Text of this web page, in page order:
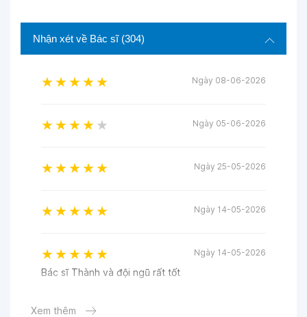
Nhận xét về Bác sĩ (304)
Ngày 08-06-2026
Ngày 05-06-2026
Ngày 25-05-2026
Ngày 14-05-2026
Ngày 14-05-2026
Bác sĩ Thành và đội ngũ rất tốt
Xem thêm